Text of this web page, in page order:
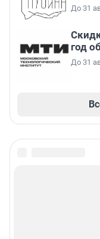
До 31
год
До 31